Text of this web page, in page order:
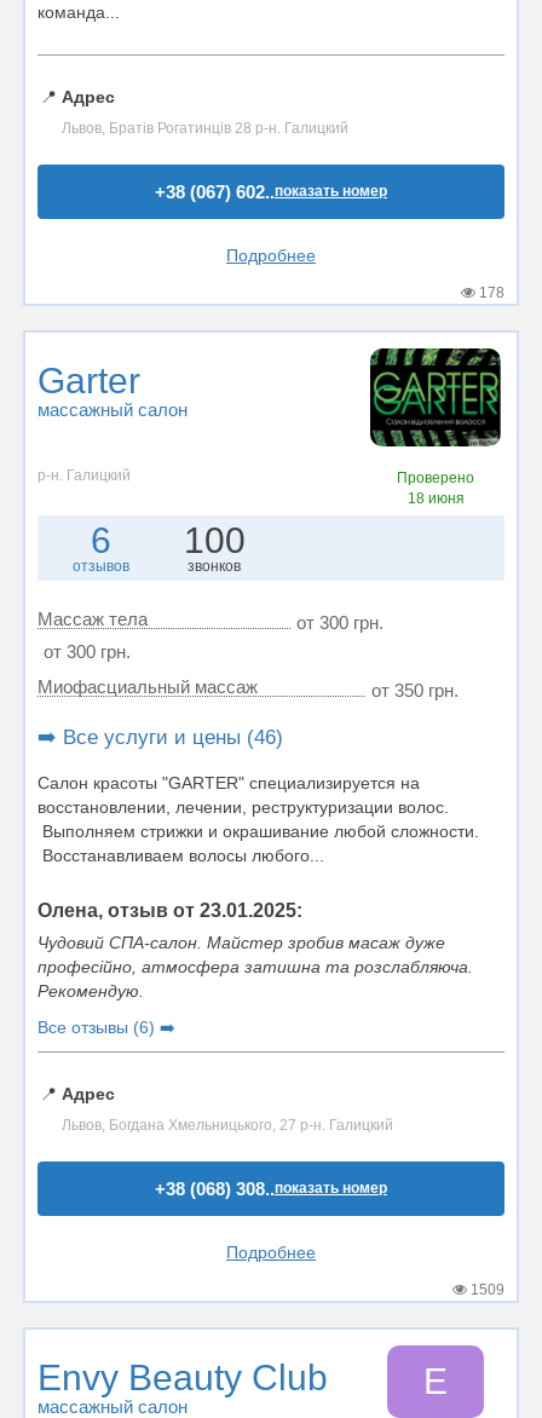
команда...
📍 Адрес
Львов, Братів Рогатинців 28 р-н. Галицкий
+38 (067) 602..показать номер
Подробнее
178
Garter
массажный салон
р-н. Галицкий
Проверено
18 июня
6
отзывов
100
звонков
Массаж тела
от 300 грн.
от 300 грн.
Миофасциальный массаж
от 350 грн.
➡️ Все услуги и цены (46)
Салон красоты "GARTER" специализируется на
восстановлении, лечении, реструктуризации волос.
Выполняем стрижки и окрашивание любой сложности.
Восстанавливаем волосы любого...
Олена, отзыв от 23.01.2025:
Чудовий СПА-салон. Майстер зробив масаж дуже
професійно, атмосфера затишна та розслабляюча.
Рекомендую.
Все отзывы (6) ➡️
📍 Адрес
Львов, Богдана Хмельницького, 27 р-н. Галицкий
+38 (068) 308..показать номер
Подробнее
1509
Envy Beauty Club
массажный салон
E